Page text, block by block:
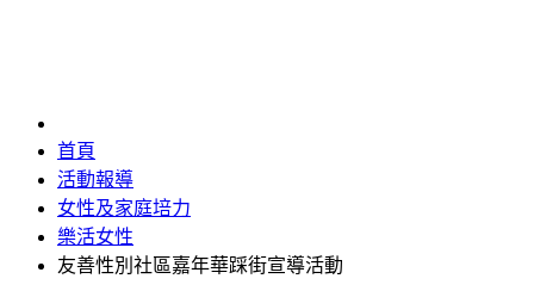
首頁
活動報導
女性及家庭培力
樂活女性
友善性別社區嘉年華踩街宣導活動